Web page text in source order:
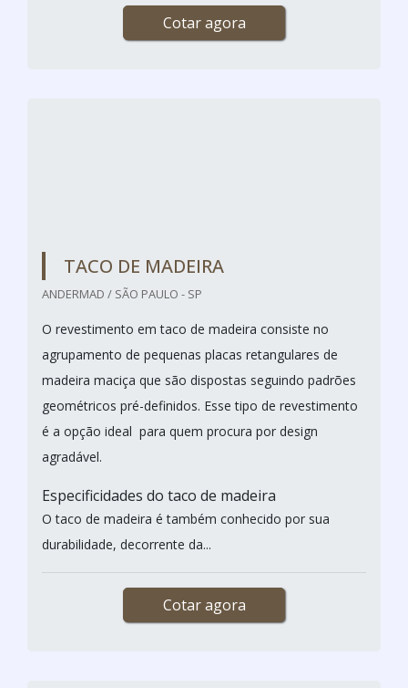
A cada dia que passa, mais pessoas optam por utilizar
madeira tem como principal característica a
associação com a natureza e com o meio ambiente,
sendo normalmente a mais destacada responsável
por proporcionar charme e elegância para o interior da
construção em si. Neste cenário, não há como deixar
de afirmar que um dos m...
Cotar agora